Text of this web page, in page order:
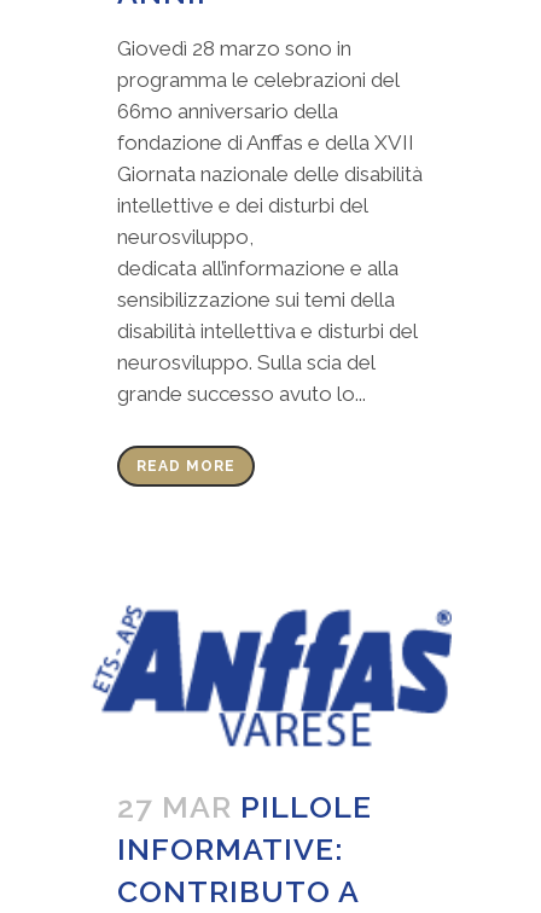
Giovedì 28 marzo sono in
programma le celebrazioni del
66mo anniversario della
fondazione di Anffas e della XVII
Giornata nazionale delle disabilità
intellettive e dei disturbi del
neurosviluppo,
dedicata all’informazione e alla
sensibilizzazione sui temi della
disabilità intellettiva e disturbi del
neurosviluppo. Sulla scia del
grande successo avuto lo...
READ MORE
27 MAR PILLOLE
INFORMATIVE:
CONTRIBUTO A